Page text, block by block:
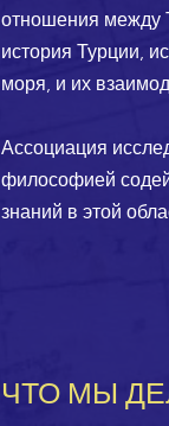
отношения между
история Турции,
моря, и их
Ассоциация
философией
знаний в этой
ЧТО МЫ